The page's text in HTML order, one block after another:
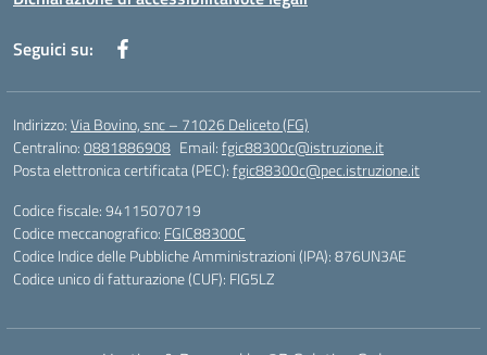
Seguici su:
Indirizzo:Via Bovino, snc – 71026 Deliceto (FG)
Centralino:0881886908 Email:fgic88300c@istruzione.it
Posta elettronica certificata (PEC):fgic88300c@pec.istruzione.it
Codice fiscale: 94115070719
Codice meccanografico: FGIC88300C
Codice Indice delle Pubbliche Amministrazioni (IPA): 876UN3AE
Codice unico di fatturazione (CUF): FIG5LZ